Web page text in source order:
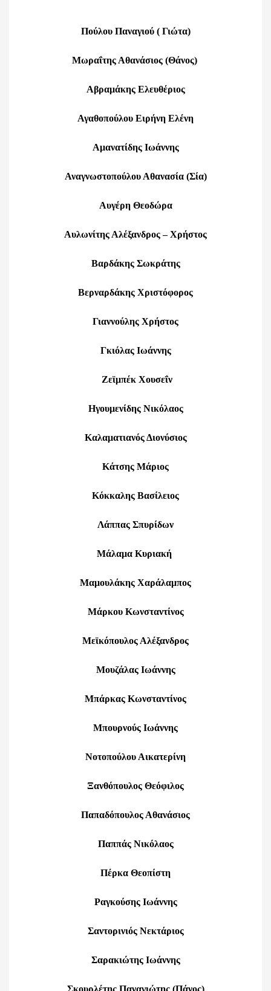
Πούλου Παναγιού ( Γιώτα)
Μωραΐτης Αθανάσιος (Θάνος)
Αβραμάκης Ελευθέριος
Αγαθοπούλου Ειρήνη Ελένη
Αμανατίδης Ιωάννης
Αναγνωστοπούλου Αθανασία (Σία)
Αυγέρη Θεοδώρα
Αυλωνίτης Αλέξανδρος – Χρήστος
Βαρδάκης Σωκράτης
Βερναρδάκης Χριστόφορος
Γιαννούλης Χρήστος
Γκιόλας Ιωάννης
Ζεϊμπέκ Χουσεΐν
Ηγουμενίδης Νικόλαος
Καλαματιανός Διονύσιος
Κάτσης Μάριος
Κόκκαλης Βασίλειος
Λάππας Σπυρίδων
Μάλαμα Κυριακή
Μαμουλάκης Χαράλαμπος
Μάρκου Κωνσταντίνος
Μεϊκόπουλος Αλέξανδρος
Μουζάλας Ιωάννης
Μπάρκας Κωνσταντίνος
Μπουρνούς Ιωάννης
Νοτοπούλου Αικατερίνη
Ξανθόπουλος Θεόφιλος
Παπαδόπουλος Αθανάσιος
Παππάς Νικόλαος
Πέρκα Θεοπίστη
Ραγκούσης Ιωάννης
Σαντορινιός Νεκτάριος
Σαρακιώτης Ιωάννης
Σκουρλέτης Παναγιώτης (Πάνος)